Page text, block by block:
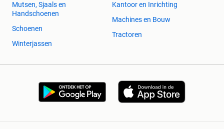
Mutsen, Sjaals en
Handschoenen
Schoenen
Winterjassen
Kantoor en Inrichting
Machines en Bouw
Tractoren